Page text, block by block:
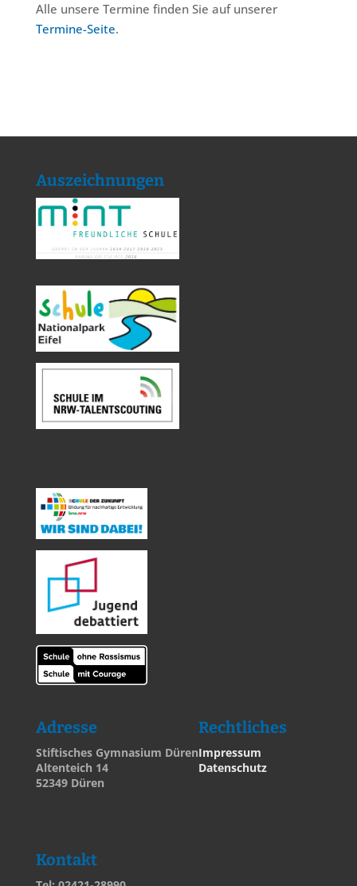
Alle unsere Termine finden Sie auf unserer
Termine-Seite.
Auszeichnungen
Adresse
Stiftisches Gymnasium Düren
Altenteich 14
52349 Düren
Rechtliches
Impressum
Datenschutz
Kontakt